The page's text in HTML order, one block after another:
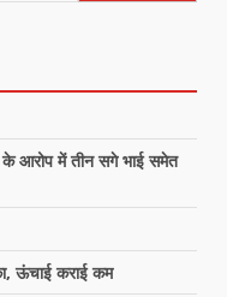
आरोप में तीन सगे भाई समेत
ऊंचाई कराई कम